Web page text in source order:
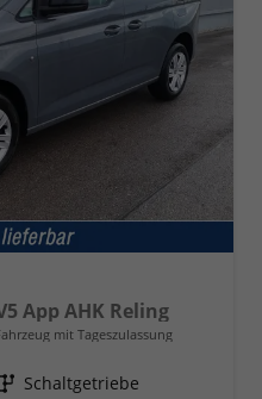
App AHK Reling
mit Tageszulassung
Getriebe Schaltgetriebe